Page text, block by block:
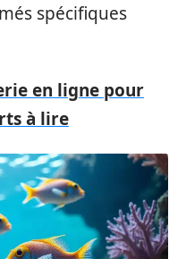
spécifiques
en ligne pour
à lire